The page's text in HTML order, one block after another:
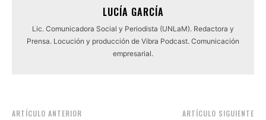
LUCÍA GARCÍA
Lic. Comunicadora Social y Periodista (UNLaM). Redactora y
Prensa. Locución y producción de Vibra Podcast. Comunicación
empresarial.
ARTÍCULO ANTERIOR ARTÍCULO SIGUIENTE